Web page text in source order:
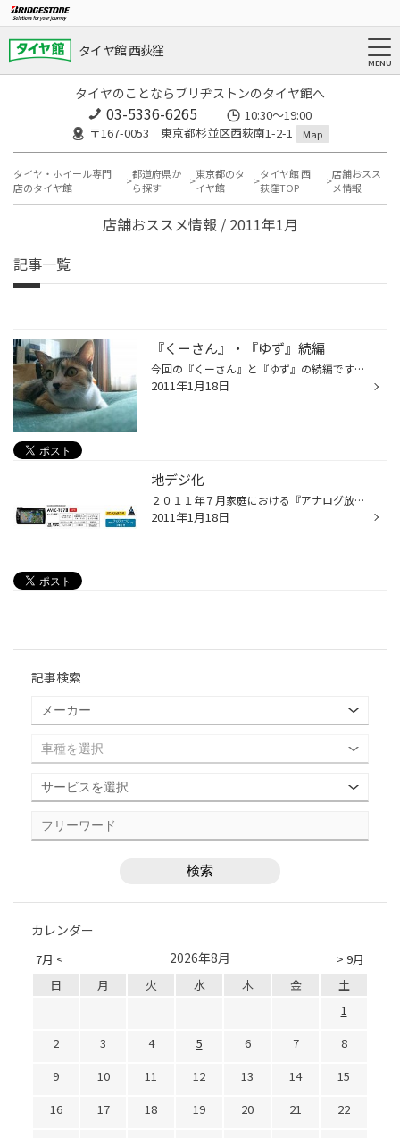
タイヤ館 西荻窪
タイヤのことならブリヂストンのタイヤ館へ
03-5336-6265
10:30～19:00
〒167-0053 東京都杉並区西荻南1-2-1
Map
タイヤ・ホイール専門
店のタイヤ館
都道府県か
ら探す
東京都のタ
イヤ館
タイヤ館 西
荻窪TOP
店舗おスス
メ情報
店舗おススメ情報 / 2011年1月
記事一覧
『くーさん』・『ゆず』続編
今回の『くーさん』と『ゆず』の続編です（*^_^*） 今回は『くーさん』獲物を見つける編です（＾ｕ＾） 『ゆず』ソファで爆睡編です(T_T)/~~~ 又次回をお楽しみにぃ（＾◇＾）
2011年1月18日
地デジ化
２０１１年７月家庭における『アナログ放送』から 『デジタル放送』へ切り替えは、みなさんご存知 ですよね（*^_^*） それに伴い、車載のAV/ナビのTVも『アナログ』も 見れなくなってしまいますよ(T_T)/~~~ そこで当店でも、今が旬のポータブルナビから 地デジチューナーまで取り揃えています。 こ...
2011年1月18日
記事検索
カレンダー
7月 < > 9月
2026年8月
日 月 火 水 木 金
土
1
2
3 4 5 6 7
8
9
10 11 12 13 14
15
16
17 18 19 20 21
22